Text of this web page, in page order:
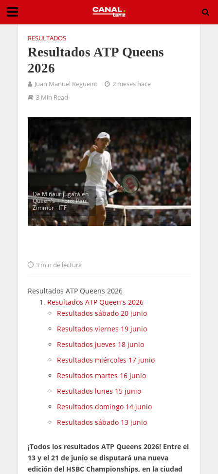
RESULTADOS
Resultados ATP Queens
2026
Juan Manuel Regueiro
2 meses hace
3 Min Read
De Miñaur jugará en
Queen's | Foto: Paul
Zimmer - ITF
3 min de lectura
Resultados ATP Queens 2026
Resultados ATP Queen's 2026
Resultados sábado 20 junio
Resultados viernes 19 junio
Resultados jueves 18 junio
Resultados miércoles 17 junio
Resultados martes 16 junio
Resultados lunes 15 junio
Resultados domingo 14 junio
Resultados sábado 13 junio
¡Todos los resultados ATP Queens 2026! Entre el
13 y el 21 de junio se disputará una nueva
edición del HSBC Championships, en la ciudad